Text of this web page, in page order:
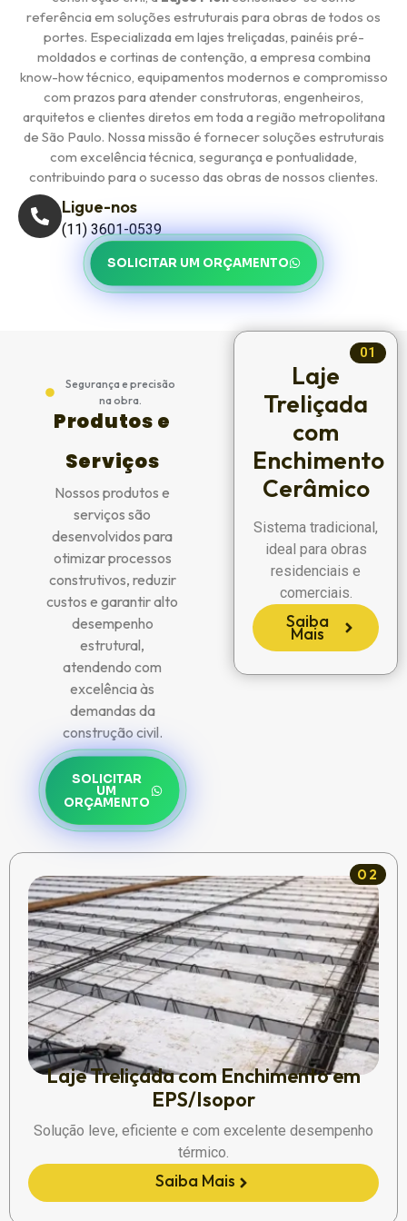
referência em soluções estruturais para obras de todos os
portes. Especializada em lajes treliçadas, painéis pré-
moldados e cortinas de contenção, a empresa combina
know-how técnico, equipamentos modernos e compromisso
com prazos para atender construtoras, engenheiros,
arquitetos e clientes diretos em toda a região metropolitana
de São Paulo. Nossa missão é fornecer soluções estruturais
com excelência técnica, segurança e pontualidade,
contribuindo para o sucesso das obras de nossos clientes.
Ligue-nos
(11) 3601-0539
SOLICITAR UM ORÇAMENTO
Segurança e precisão
na obra.
Produtos e
Serviços
Nossos produtos e
serviços são
desenvolvidos para
otimizar processos
construtivos, reduzir
custos e garantir alto
desempenho
estrutural,
atendendo com
excelência às
demandas da
construção civil.
SOLICITAR
UM
ORÇAMENTO
01
Laje
Treliçada
com
Enchimento
Cerâmico
Sistema tradicional,
ideal para obras
residenciais e
comerciais.
Saiba
Mais
02
Laje Treliçada com Enchimento em
EPS/Isopor
Solução leve, eficiente e com excelente desempenho
térmico.
Saiba Mais